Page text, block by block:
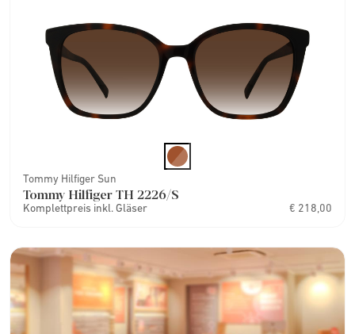
Tommy Hilfiger Sun
Tommy Hilfiger TH 2226/S
Komplettpreis inkl. Gläser € 218,00